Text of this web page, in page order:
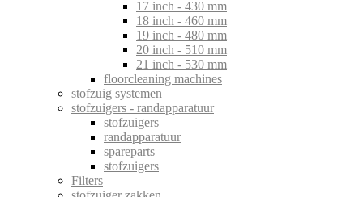
17 inch - 430 mm
18 inch - 460 mm
19 inch - 480 mm
20 inch - 510 mm
21 inch - 530 mm
floorcleaning machines
stofzuig systemen
stofzuigers - randapparatuur
stofzuigers
randapparatuur
spareparts
stofzuigers
Filters